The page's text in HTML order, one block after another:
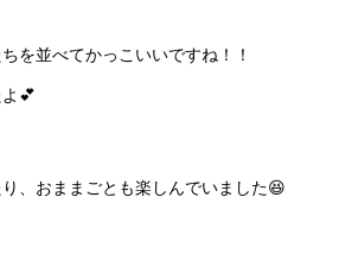
を並べてかっこいいですね！！
💕
、おままごとも楽しんでいました😆